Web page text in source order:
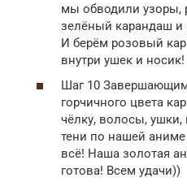
мы обводили узоры,
зелёный карандаш и
И берём розовый
внутри ушек и носик!
Шаг 10
горчичного цвета
чёлку, волосы,
тени по нашей
всё! Наша золотая
готова! Всем удачи))